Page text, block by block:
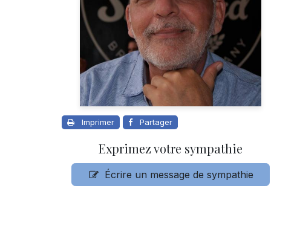
Imprimer Partager
Exprimez votre sympathie
Écrire un message de sympathie